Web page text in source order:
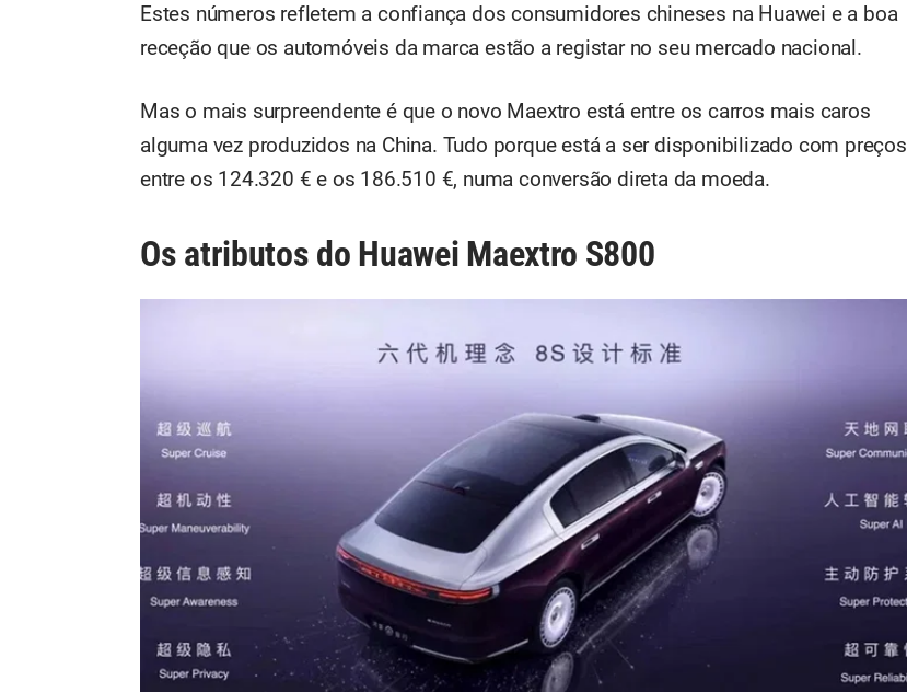
Estes números refletem a confiança dos consumidores chineses na Huawei e a boa
receção que os automóveis da marca estão a registar no seu mercado nacional.
Mas o mais surpreendente é que o novo Maextro está entre os carros mais caros
alguma vez produzidos na China. Tudo porque está a ser disponibilizado com preços
entre os 124.320 € e os 186.510 €, numa conversão direta da moeda.
Os atributos do Huawei Maextro S800